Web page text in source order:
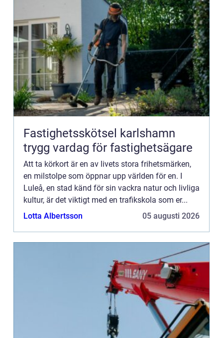
Fastighetsskötsel karlshamn
trygg vardag för fastighetsägare
Att ta körkort är en av livets stora frihetsmärken,
en milstolpe som öppnar upp världen för en. I
Luleå, en stad känd för sin vackra natur och livliga
kultur, är det viktigt med en trafikskola som er...
Lotta Albertsson
05 augusti 2026